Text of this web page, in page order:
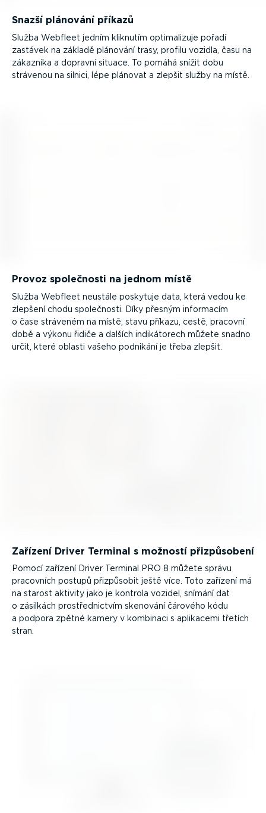
Snazší plánování příkazů
Služba Webfleet jedním kliknutím optima­lizuje pořadí
zastávek na základě plánování trasy, profilu vozidla, času na
zákazníka a dopravní situace. To pomáhá snížit dobu
strávenou na silnici, lépe plánovat a zlepšit služby na místě.
Provoz společnosti na jednom místě
Služba Webfleet neustále poskytuje data, která vedou ke
zlepšení chodu společnosti. Díky přesným informacím
o čase stráveném na místě, stavu příkazu, cestě, pracovní
době a výkonu řidiče a dalších indiká­torech můžete snadno
určit, které oblasti vašeho podnikání je třeba zlepšit.
Zařízení Driver Terminal s možností přizpů­sobení
Pomocí zařízení Driver Terminal PRO 8 můžete správu
pracovních postupů přizpůsobit ještě více. Toto zařízení má
na starost aktivity jako je kontrola vozidel, snímání dat
o zásilkách prostřed­nictvím skenování čárového kódu
a podpora zpětné kamery v kombinaci s aplikacemi třetích
stran.